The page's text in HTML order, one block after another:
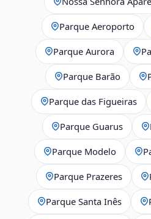
Parque Aeroporto
Parque Aurora
Parque Barão
Parque das Figueiras
Parque Guarus
Parque Modelo
Parque Prazeres
Parque Santa Inês